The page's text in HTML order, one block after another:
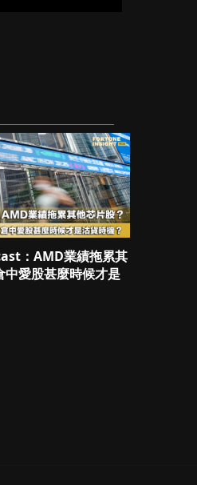
：AMD業績拖累其
中愛股甚麼時候才是